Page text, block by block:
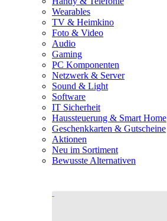
Wearables
TV & Heimkino
Foto & Video
Audio
Gaming
PC Komponenten
Netzwerk & Server
Sound & Light
Software
IT Sicherheit
Haussteuerung & Smart Home
Geschenkkarten & Gutscheine
Aktionen
Neu im Sortiment
Bewusste Alternativen